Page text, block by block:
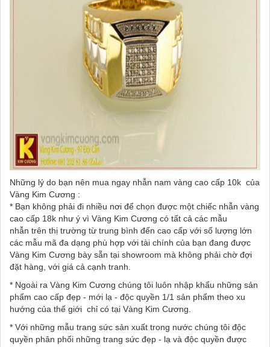
Những lý do bạn nên mua ngay nhẫn nam vàng cao cấp 10k của
Vàng Kim Cương :
* Bạn không phải đi nhiều nơi để chọn được một chiếc nhẫn vàng
cao cấp 18k như ý vì Vàng Kim Cương có tất cả các mẫu
nhẫn trên thị trường từ trung bình đến cao cấp với số lượng lớn
các mẫu mã đa dạng phù hợp với tài chính của bạn đang được
Vàng Kim Cương bày sẵn tại showroom mà không phải chờ đợi
đặt hàng, với giá cả cạnh tranh.
* Ngoài ra Vàng Kim Cương chúng tôi luôn nhập khẩu những sản
phẩm cao cấp đẹp - mới lạ - độc quyền 1/1 sản phẩm theo xu
hướng của thế giới chỉ có tại Vàng Kim Cương.
* Với những mẫu trang sức sản xuất trong nước chúng tôi độc
quyền phân phối những trang sức đẹp - lạ và độc quyền được